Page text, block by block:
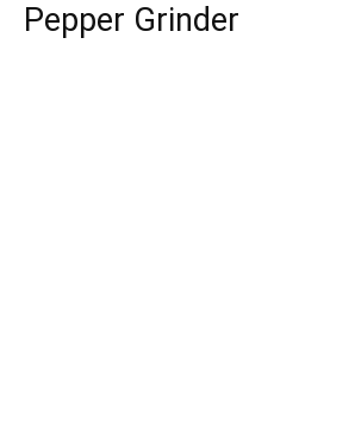
Pepper Grinder